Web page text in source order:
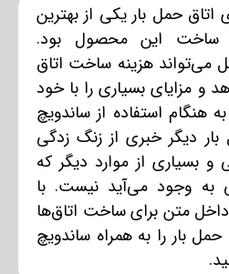
اتاق حمل بار یکی از بهترین
ساخت این محصول بود.
می‌تواند هزینه ساخت اتاق
و مزایای بسیاری را با خود
هنگام استفاده از ساندویچ‌
بار دیگر خبری از زنگ زدگی
و بسیاری از موارد دیگر که
به وجود می‌آید نیست. با
متن برای ساخت اتاق‌ها
بار را به همراه ساندویچ